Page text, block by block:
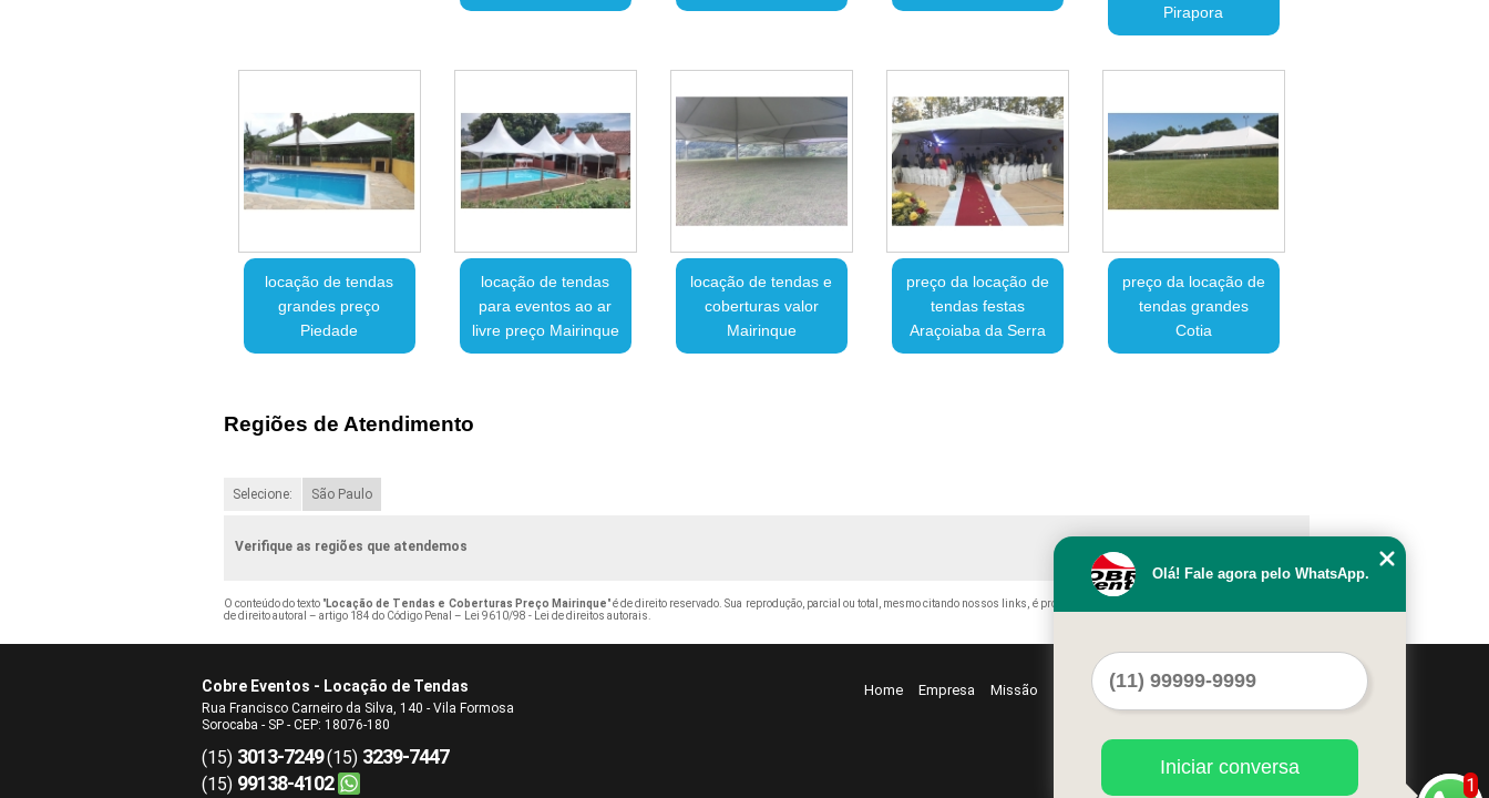
Pirapora
locação de tendas
grandes preço
Piedade
locação de tendas
para eventos ao ar
livre preço Mairinque
locação de tendas e
coberturas valor
Mairinque
preço da locação de
tendas festas
Araçoiaba da Serra
preço da locação de
tendas grandes
Cotia
Regiões de Atendimento
Selecione: São Paulo
Verifique as regiões que atendemos
O conteúdo do texto "Locação de Tendas e Coberturas Preço Mairinque" é de direito reservado. Sua reprodução, parcial ou total, mesmo citando nossos links, é proibida sem a autorização do autor. Crime de violação
de direito autoral – artigo 184 do Código Penal – Lei 9610/98 - Lei de direitos autorais.
Cobre Eventos - Locação de Tendas
Rua Francisco Carneiro da Silva, 140 - Vila Formosa
Sorocaba - SP - CEP: 18076-180
(15) 3013-7249(15) 3239-7447
(15) 99138-4102
Home Empresa Missão Serviços Contato Mapa do site
1
Olá! Fale agora pelo WhatsApp.
Iniciar conversa